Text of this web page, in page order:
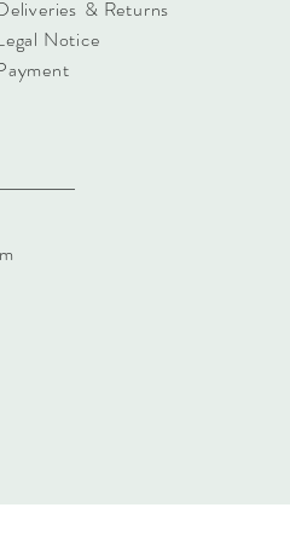
& Returns
Notice